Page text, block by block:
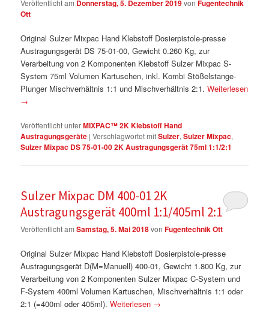
Veröffentlicht am Donnerstag, 5. Dezember 2019vonFugentechnik
Ott
Original Sulzer Mixpac Hand Klebstoff Dosierpistole-presse
Austragungsgerät DS 75-01-00, Gewicht 0.260 Kg, zur
Verarbeitung von 2 Komponenten Klebstoff Sulzer Mixpac S-
System 75ml Volumen Kartuschen, inkl. Kombi Stößelstange-
Plunger Mischverhältnis 1:1 und Mischverhältnis 2:1.Weiterlesen
→
Veröffentlicht unterMIXPAC™ 2K Klebstoff Hand
Austragungsgeräte |Verschlagwortet mitSulzer,Sulzer Mixpac,
Sulzer Mixpac DS 75-01-00 2K Austragungsgerät 75ml 1:1/2:1
Sulzer Mixpac DM 400-01 2K
Austragungsgerät 400ml 1:1/405ml 2:1
Veröffentlicht amSamstag, 5. Mai 2018vonFugentechnik Ott
Original Sulzer Mixpac Hand Klebstoff Dosierpistole-presse
Austragungsgerät D(M=Manuell) 400-01, Gewicht 1.800 Kg, zur
Verarbeitung von 2 Komponenten Sulzer Mixpac C-System und
F-System 400ml Volumen Kartuschen, Mischverhältnis 1:1 oder
2:1 (=400ml oder 405ml).Weiterlesen →